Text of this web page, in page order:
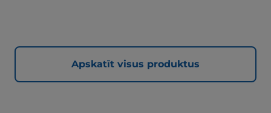
Apskatīt visus produktus